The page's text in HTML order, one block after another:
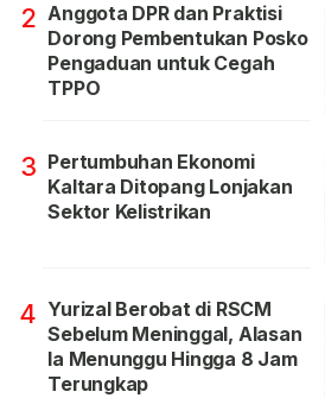
2 Anggota DPR dan Praktisi
Dorong Pembentukan Posko
Pengaduan untuk Cegah
TPPO
3 Pertumbuhan Ekonomi
Kaltara Ditopang Lonjakan
Sektor Kelistrikan
4 Yurizal Berobat di RSCM
Sebelum Meninggal, Alasan
Ia Menunggu Hingga 8 Jam
Terungkap